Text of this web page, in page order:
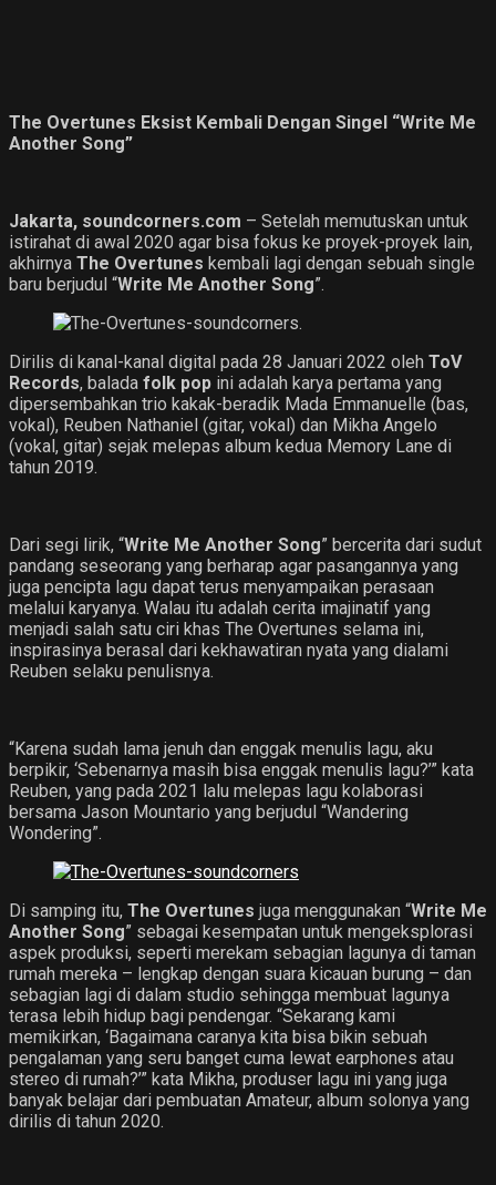
The Overtunes Eksist Kembali Dengan Singel “Write Me
Another Song”
Jakarta, soundcorners.com – Setelah memutuskan untuk
istirahat di awal 2020 agar bisa fokus ke proyek-proyek lain,
akhirnya The Overtunes kembali lagi dengan sebuah single
baru berjudul “Write Me Another Song”.
Dirilis di kanal-kanal digital pada 28 Januari 2022 oleh ToV
Records, balada folk pop ini adalah karya pertama yang
dipersembahkan trio kakak-beradik Mada Emmanuelle (bas,
vokal), Reuben Nathaniel (gitar, vokal) dan Mikha Angelo
(vokal, gitar) sejak melepas album kedua Memory Lane di
tahun 2019.
Dari segi lirik, “Write Me Another Song” bercerita dari sudut
pandang seseorang yang berharap agar pasangannya yang
juga pencipta lagu dapat terus menyampaikan perasaan
melalui karyanya. Walau itu adalah cerita imajinatif yang
menjadi salah satu ciri khas The Overtunes selama ini,
inspirasinya berasal dari kekhawatiran nyata yang dialami
Reuben selaku penulisnya.
“Karena sudah lama jenuh dan enggak menulis lagu, aku
berpikir, ‘Sebenarnya masih bisa enggak menulis lagu?’” kata
Reuben, yang pada 2021 lalu melepas lagu kolaborasi
bersama Jason Mountario yang berjudul “Wandering
Wondering”.
Di samping itu, The Overtunes juga menggunakan “Write Me
Another Song” sebagai kesempatan untuk mengeksplorasi
aspek produksi, seperti merekam sebagian lagunya di taman
rumah mereka – lengkap dengan suara kicauan burung – dan
sebagian lagi di dalam studio sehingga membuat lagunya
terasa lebih hidup bagi pendengar. “Sekarang kami
memikirkan, ‘Bagaimana caranya kita bisa bikin sebuah
pengalaman yang seru banget cuma lewat earphones atau
stereo di rumah?’” kata Mikha, produser lagu ini yang juga
banyak belajar dari pembuatan Amateur, album solonya yang
dirilis di tahun 2020.